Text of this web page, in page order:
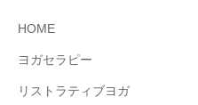
HOME
ヨガセラピー
リストラティブヨガ